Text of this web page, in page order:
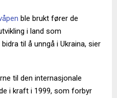
ble brukt fører de
i land som
til å unngå i Ukraina, sier
til den internasjonale
i kraft i 1999, som forbyr